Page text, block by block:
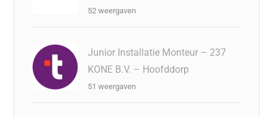
52 weergaven
Junior Installatie Monteur – 237
KONE B.V. – Hoofddorp
51 weergaven